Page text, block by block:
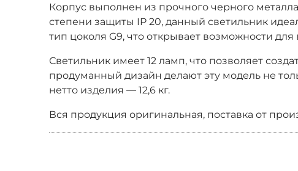
Корпус выполнен из прочного черного
степени защиты IP 20, данный светильник
тип цоколя G9, что открывает возможности
Светильник имеет 12 ламп, что позволяет
продуманный дизайн делают эту модель не
нетто изделия — 12,6 кг.
Вся продукция оригинальная, поставка от